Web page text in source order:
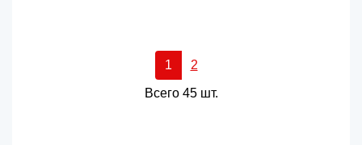
1 2
Всего 45 шт.